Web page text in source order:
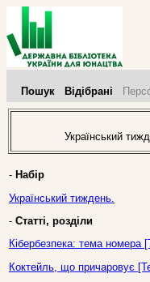
Пошук Відібрані
Український
- Набір
Український тиждень.
- Статті, розділи
Кібербезпека: тема
Коктейль, що причаровує